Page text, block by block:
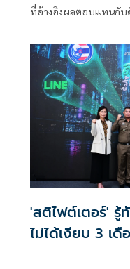
ที่อ้างอิงผลตอบแทนกับดั
สะท้อนความร่วมมือระห
ในการสนับสนุนการลง
ไทยสู่การเติบโตอย่างยั่
'สติไฟต์เตอร์' รู้
ไม่ได้เงียบ 3 เ